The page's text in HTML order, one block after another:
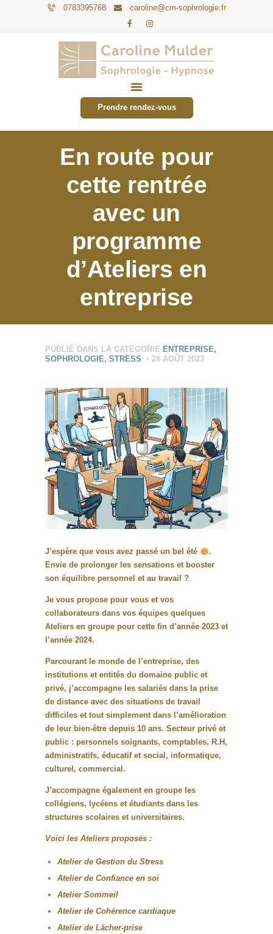
0783395768 caroline@cm-sophrologie.fr
Prendre rendez-vous
En route pour
cette rentrée
avec un
programme
d’Ateliers en
entreprise
PARTICULIERS
ENTREPRISES
TARIFS
ACTUALITÉS
CONTACT
PUBLIÉ DANS LA CATÉGORIE ENTREPRISE,
SOPHROLOGIE, STRESS 28 AOÛT 2023
J’espère que vous avez passé un bel été
.
Envie de prolonger les sensations et booster
son équilibre personnel et au travail ?
Je vous propose pour vous et vos
collaborateurs dans vos équipes quelques
Ateliers en groupe pour cette fin d’année 2023 et
l’année 2024.
Parcourant le monde de l’entreprise, des
institutions et entités du domaine public et
privé, j’accompagne les salariés dans la prise
de distance avec des situations de travail
difficiles et tout simplement dans l’amélioration
de leur bien-être depuis 10 ans. Secteur privé et
public : personnels soignants, comptables, R.H,
administratifs, éducatif et social, informatique,
culturel, commercial.
J’accompagne également en groupe les
collégiens, lycéens et étudiants dans les
structures scolaires et universitaires.
Voici les Ateliers proposés :
Atelier de Gestion du Stress
Atelier de Confiance en soi
Atelier Sommeil
Atelier de Cohérence cardiaque
Atelier de Lâcher-prise